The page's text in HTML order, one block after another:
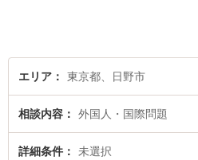
エリア 東京都、日野市
相談内容 外国人・国際問題
詳細条件 未選択